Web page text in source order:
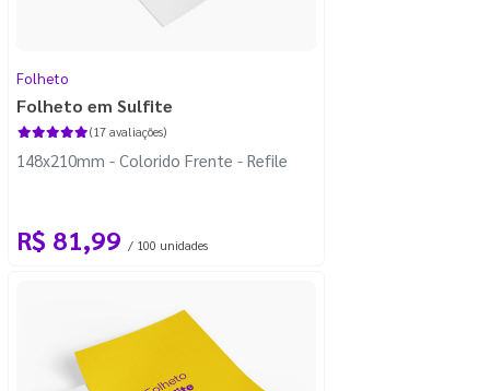
Folheto
Folheto em Sulfite
(17 avaliações)
148x210mm - Colorido Frente - Refile
R$ 81,99 / 100 unidades